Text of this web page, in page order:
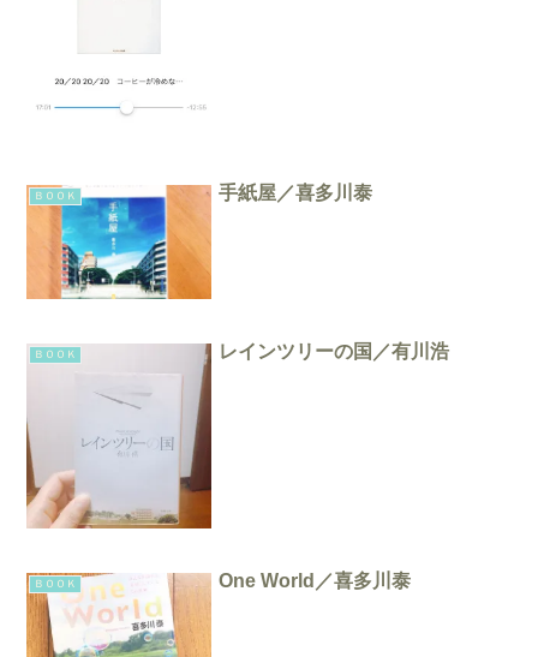
ＢＯＯＫ 手紙屋／喜多川泰
ＢＯＯＫ レインツリーの国／有川浩
ＢＯＯＫ One World／喜多川泰